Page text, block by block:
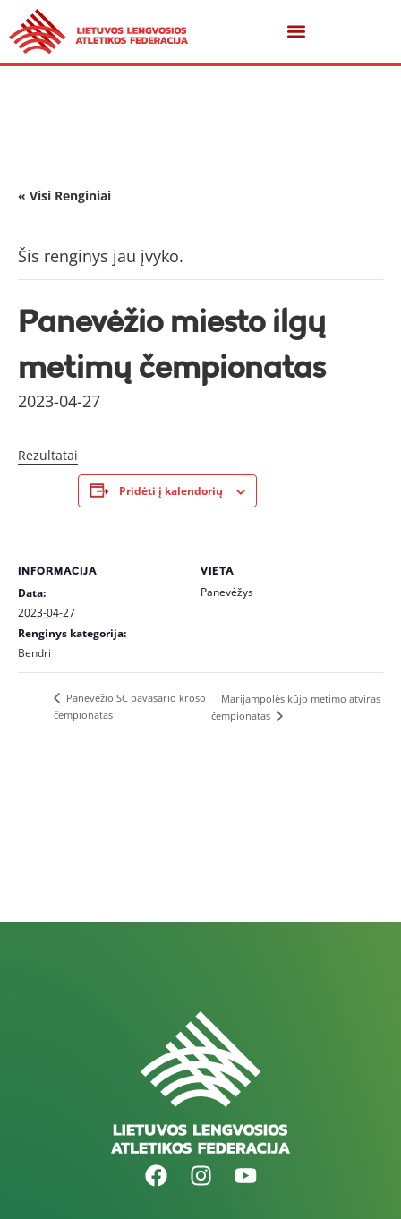
« Visi Renginiai
Šis renginys jau įvyko.
Panevėžio miesto ilgų
metimų čempionatas
2023-04-27
Rezultatai
Pridėti į kalendorių
INFORMACIJA
Data:
2023-04-27
Renginys kategorija:
Bendri
VIETA
Panevėžys
Panevėžio SC pavasario kroso
čempionatas
Marijampolės kūjo metimo atviras
čempionatas